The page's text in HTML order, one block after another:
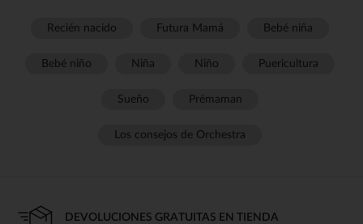
Recién nacido Futura Mamá Bebé niña
Bebé niño Niña Niño Puericultura
Sueño Prémaman
Los consejos de Orchestra
DEVOLUCIONES GRATUITAS EN TIENDA